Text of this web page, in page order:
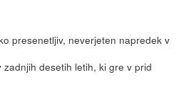
presenetljiv, neverjeten napredek v
desetih letih, ki gre v prid